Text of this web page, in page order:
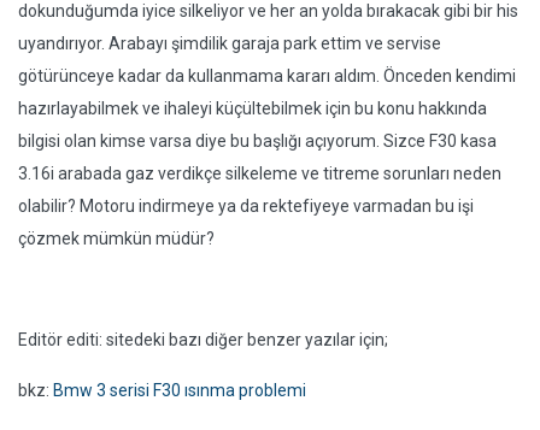
dokunduğumda iyice silkeliyor ve her an yolda bırakacak gibi bir his
uyandırıyor. Arabayı şimdilik garaja park ettim ve servise
götürünceye kadar da kullanmama kararı aldım. Önceden kendimi
hazırlayabilmek ve ihaleyi küçültebilmek için bu konu hakkında
bilgisi olan kimse varsa diye bu başlığı açıyorum. Sizce F30 kasa
3.16i arabada gaz verdikçe silkeleme ve titreme sorunları neden
olabilir? Motoru indirmeye ya da rektefiyeye varmadan bu işi
çözmek mümkün müdür?
Editör editi: sitedeki bazı diğer benzer yazılar için;
bkz: Bmw 3 serisi F30 ısınma problemi